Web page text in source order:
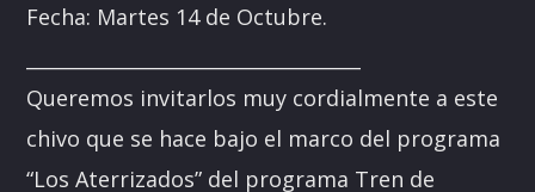
Fecha: Martes 14 de Octubre.
Queremos invitarlos muy cordialmente a este
chivo que se hace bajo el marco del programa
“Los Aterrizados” del programa Tren de